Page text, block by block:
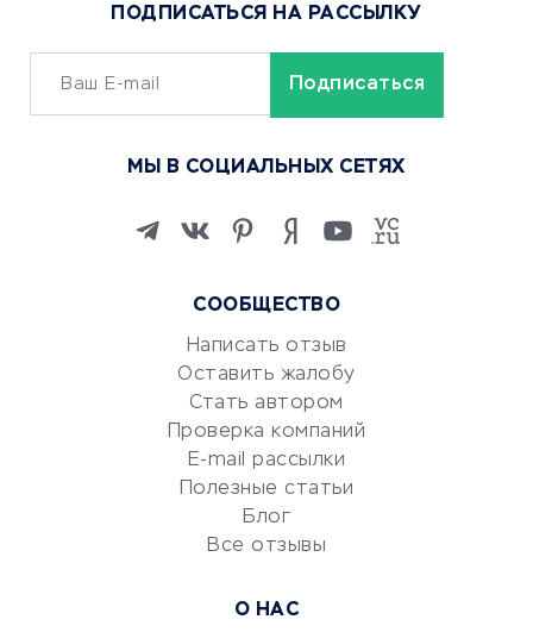
Сервисы доставки
ОБУЧЕНИЕ И РАБОТА
Изучение иностранных
Маркетинг и продажи
Репетиторство
Красота и здоровье
Сервисы по поиску работы
Сетевой маркетинг
УСЛУГИ ДЛЯ БИЗНЕСА
СООБЩЕСТВО
Написать отзыв
Оставить жалобу
Стать автором
Проверка компаний
E-mail рассылки
Полезные статьи
Блог
Все отзывы
О НАС
ПОДПИСАТЬСЯ НА РАССЫЛКУ
МЫ В СОЦИАЛЬНЫХ СЕТЯХ